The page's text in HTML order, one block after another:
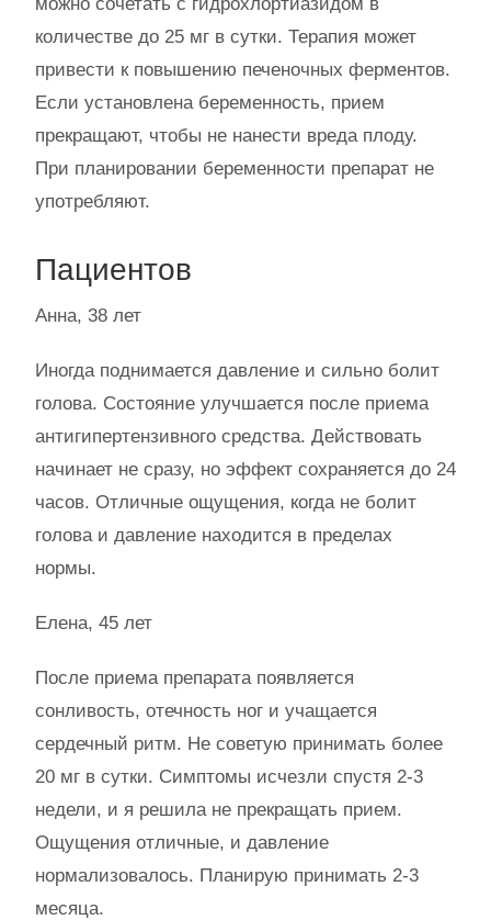
количестве до 25 мг в сутки. Терапия может
привести к повышению печеночных ферментов.
Если установлена беременность, прием
прекращают, чтобы не нанести вреда плоду.
При планировании беременности препарат не
употребляют.
Пациентов
Анна, 38 лет
Иногда поднимается давление и сильно болит
голова. Состояние улучшается после приема
антигипертензивного средства. Действовать
начинает не сразу, но эффект сохраняется до 24
часов. Отличные ощущения, когда не болит
голова и давление находится в пределах
нормы.
Елена, 45 лет
После приема препарата появляется
сонливость, отечность ног и учащается
сердечный ритм. Не советую принимать более
20 мг в сутки. Симптомы исчезли спустя 2-3
недели, и я решила не прекращать прием.
Ощущения отличные, и давление
нормализовалось. Планирую принимать 2-3
месяца.